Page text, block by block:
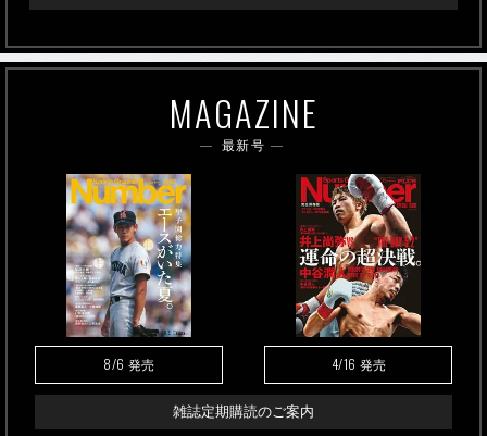
MAGAZINE
最新号
8/6 発売 4/16 発売
雑誌定期購読のご案内